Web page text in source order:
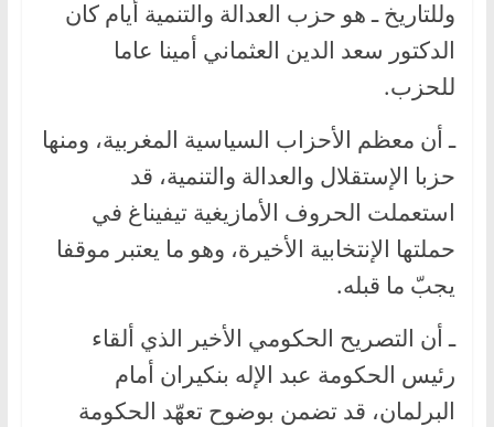
وللتاريخ ـ هو حزب العدالة والتنمية أيام كان
الدكتور سعد الدين العثماني أمينا عاما
للحزب.
ـ أن معظم الأحزاب السياسية المغربية، ومنها
حزبا الإستقلال والعدالة والتنمية، قد
استعملت الحروف الأمازيغية تيفيناغ في
حملتها الإنتخابية الأخيرة، وهو ما يعتبر موقفا
يجبّ ما قبله.
ـ أن التصريح الحكومي الأخير الذي ألقاء
رئيس الحكومة عبد الإله بنكيران أمام
البرلمان، قد تضمن بوضوح تعهّد الحكومة